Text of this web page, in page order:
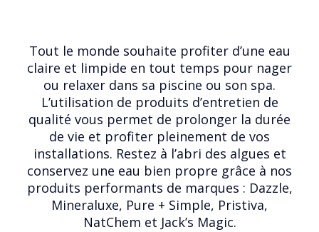
Tout le monde souhaite profiter d’une eau
claire et limpide en tout temps pour nager
ou relaxer dans sa piscine ou son spa.
L’utilisation de produits d’entretien de
qualité vous permet de prolonger la durée
de vie et profiter pleinement de vos
installations. Restez à l’abri des algues et
conservez une eau bien propre grâce à nos
produits performants de marques : Dazzle,
Mineraluxe, Pure + Simple, Pristiva,
NatChem et Jack’s Magic.